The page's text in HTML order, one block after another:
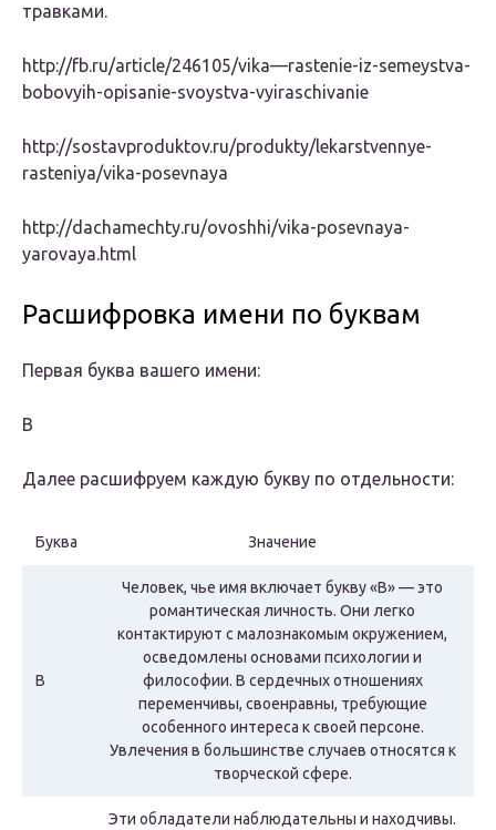
травками.
http://fb.ru/article/246105/vika—rastenie-iz-semeystva-
bobovyih-opisanie-svoystva-vyiraschivanie
http://sostavproduktov.ru/produkty/lekarstvennye-
rasteniya/vika-posevnaya
http://dachamechty.ru/ovoshhi/vika-posevnaya-
yarovaya.html
Расшифровка имени по буквам
Первая буква вашего имени:
В
Далее расшифруем каждую букву по отдельности:
Буква Значение
В
Человек, чье имя включает букву «В» — это
романтическая личность. Они легко
контактируют с малознакомым окружением,
осведомлены основами психологии и
философии. В сердечных отношениях
переменчивы, своенравны, требующие
особенного интереса к своей персоне.
Увлечения в большинстве случаев относятся к
творческой сфере.
Эти обладатели наблюдательны и находчивы.